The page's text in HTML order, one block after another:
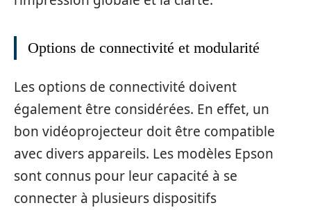
Options de connectivité et modularité
Les options de connectivité doivent
également être considérées. En effet, un
bon vidéoprojecteur doit être compatible
avec divers appareils. Les modèles Epson
sont connus pour leur capacité à se
connecter à plusieurs dispositifs